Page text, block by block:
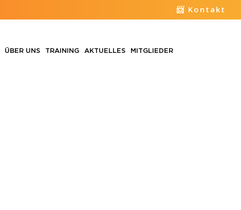
📨 Kontakt
ÜBER UNS TRAINING AKTUELLES MITGLIEDER